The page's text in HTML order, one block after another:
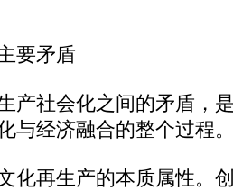
要矛盾
社会化之间的矛盾，
与经济融合的整个过程
再生产的本质属性。